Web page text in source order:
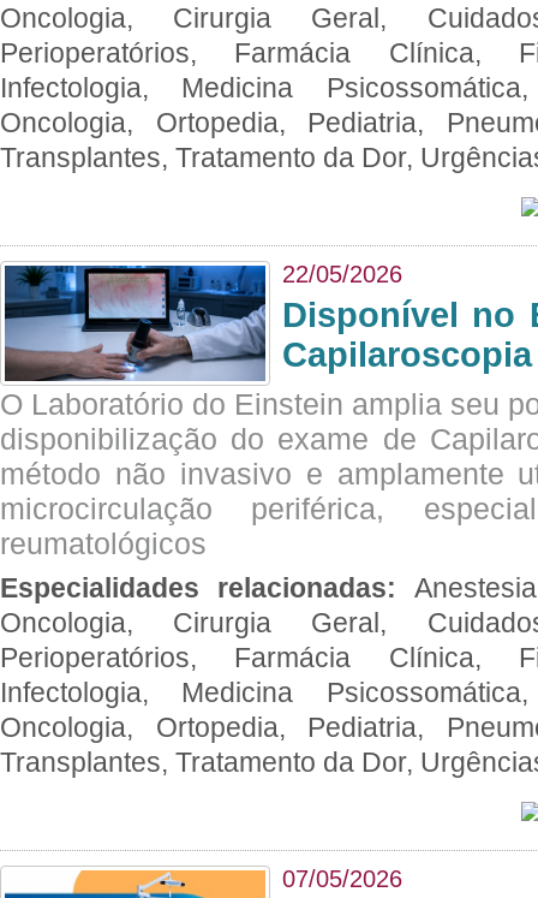
Oncologia, Cirurgia Geral,
Perioperatórios, Farmácia Clínica,
Infectologia, Medicina
Oncologia, Ortopedia, Pediatria,
Transplantes, Tratamento da Dor,
22/05/2026
Disponível no
O Laboratório do Einstein amplia seu
disponibilização do exame de
método não invasivo e amplamente
microcirculação periférica,
reumatológicos
Especialidades relacionadas:
Oncologia, Cirurgia Geral,
Perioperatórios, Farmácia Clínica,
Infectologia, Medicina
Oncologia, Ortopedia, Pediatria,
Transplantes, Tratamento da Dor,
07/05/2026